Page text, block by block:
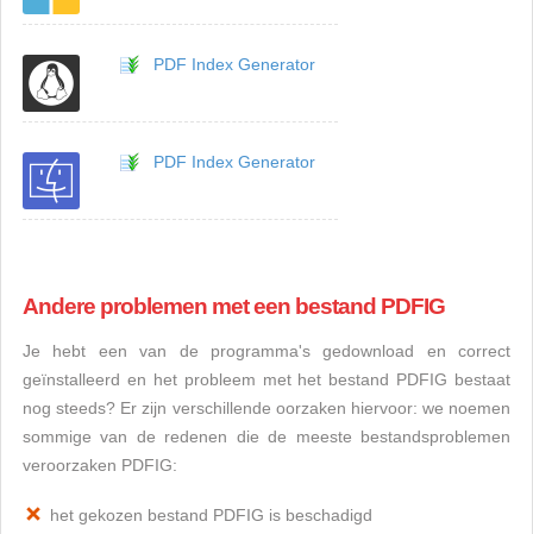
PDF Index Generator
PDF Index Generator
Andere problemen met een bestand PDFIG
Je hebt een van de programma's gedownload en correct
geïnstalleerd en het probleem met het bestand PDFIG bestaat
nog steeds? Er zijn verschillende oorzaken hiervoor: we noemen
sommige van de redenen die de meeste bestandsproblemen
veroorzaken PDFIG:
het gekozen bestand PDFIG is beschadigd